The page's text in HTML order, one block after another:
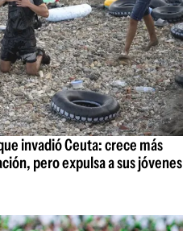
invadió Ceuta: crece más
pero expulsa a sus jóvenes